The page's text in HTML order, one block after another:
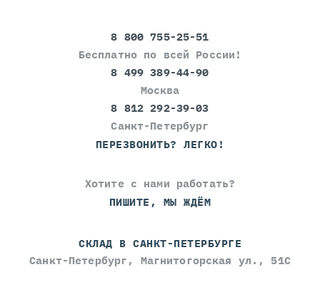
8 800 755-25-51
Бесплатно по всей России!
8 499 389-44-90
Москва
8 812 292-39-03
Санкт-Петербург
ПЕРЕЗВОНИТЬ? ЛЕГКО!
Хотите с нами работать?
ПИШИТЕ, МЫ ЖДЁМ
СКЛАД В САНКТ-ПЕТЕРБУРГЕ
Санкт-Петербург, Магнитогорская ул., 51С